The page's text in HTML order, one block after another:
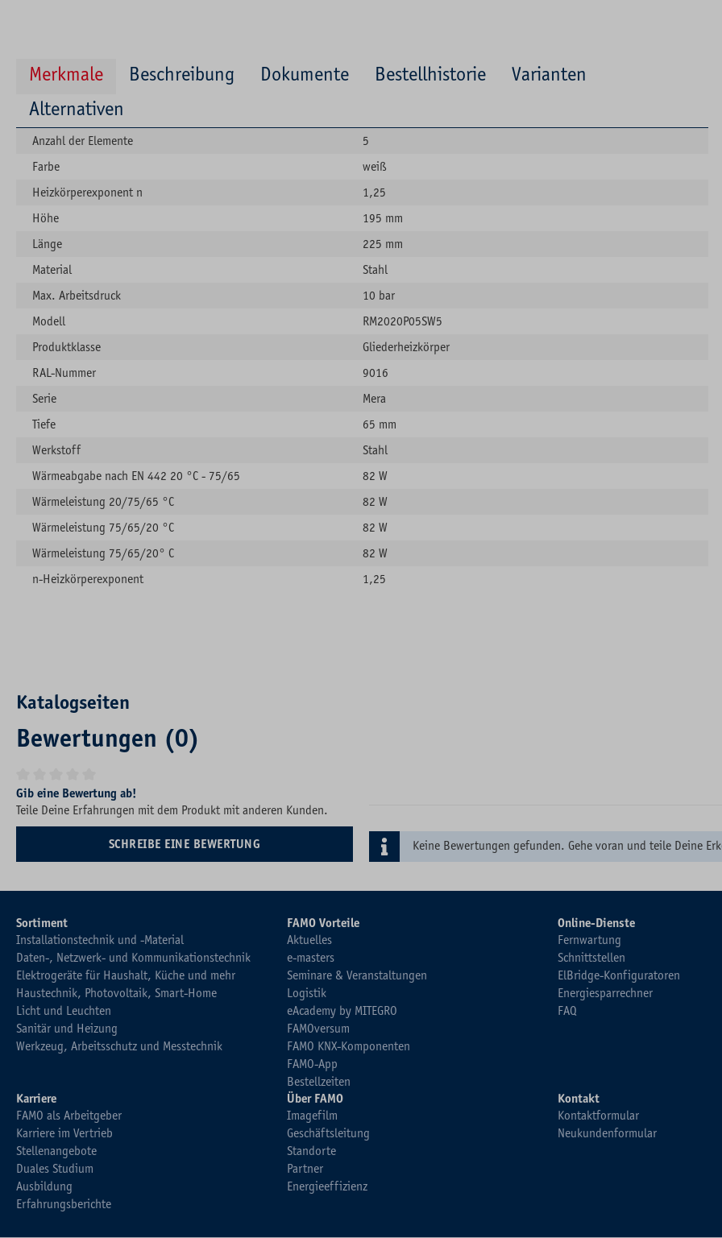
Merkmale Beschreibung Dokumente Bestellhistorie
Varianten
Alternativen
Anzahl der Elemente
5
Farbe
weiß
Heizkörperexponent n
1,25
Höhe
195 mm
Länge
225 mm
Material
Stahl
Max. Arbeitsdruck
10 bar
Modell
RM2020P05SW5
Produktklasse
Gliederheizkörper
RAL-Nummer
9016
Serie
Mera
Tiefe
65 mm
Werkstoff
Stahl
Wärmeabgabe nach EN 442 20 °C - 75/65
82 W
Wärmeleistung 20/75/65 °C
82 W
Wärmeleistung 75/65/20 °C
82 W
Wärmeleistung 75/65/20° C
82 W
n-Heizkörperexponent
1,25
Katalogseiten
Bewertungen (0)
Durchschnittliche Bewertung von 0 von 5 Sternen
Gib eine Bewertung ab!
Teile Deine Erfahrungen mit dem Produkt mit anderen Kunden.
SCHREIBE EINE BEWERTUNG Keine Bewertungen gefunden. Gehe voran und teile Deine
Sortiment
Installationstechnik und -Material
Daten-, Netzwerk- und Kommunikationstechnik
Elektrogeräte für Haushalt, Küche und mehr
Haustechnik, Photovoltaik, Smart-Home
Licht und Leuchten
Sanitär und Heizung
Werkzeug, Arbeitsschutz und Messtechnik
FAMO Vorteile
Aktuelles
e-masters
Seminare & Veranstaltungen
Logistik
eAcademy by MITEGRO
FAMOversum
FAMO KNX-Komponenten
FAMO-App
Bestellzeiten
Online-Dienste
Fernwartung
Schnittstellen
ElBridge-Konfiguratoren
Energiesparrechner
FAQ
Karriere
FAMO als Arbeitgeber
Karriere im Vertrieb
Stellenangebote
Duales Studium
Ausbildung
Erfahrungsberichte
Über FAMO
Imagefilm
Geschäftsleitung
Standorte
Partner
Energieeffizienz
Kontakt
Kontaktformular
Neukundenformular